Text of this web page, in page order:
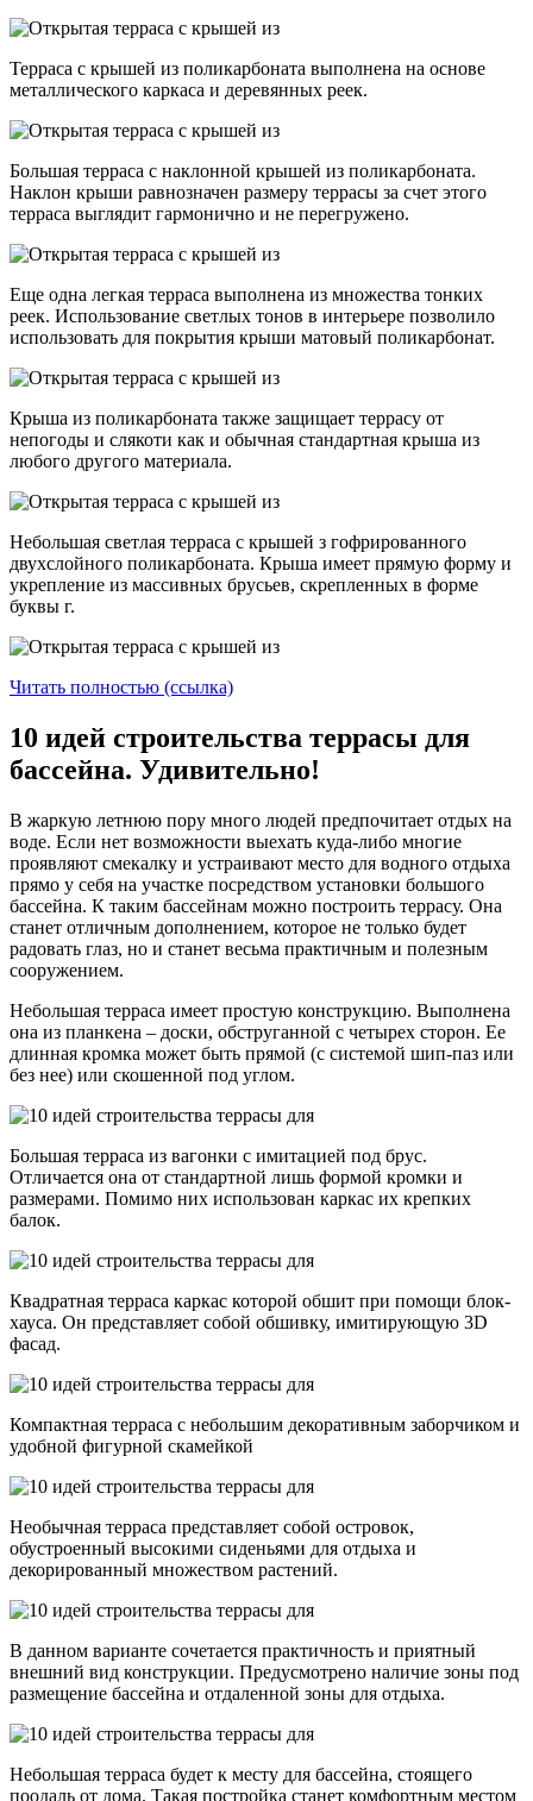
Терраса с крышей из поликарбоната выполнена на основе
металлического каркаса и деревянных реек.
Большая терраса с наклонной крышей из поликарбоната.
Наклон крыши равнозначен размеру террасы за счет этого
терраса выглядит гармонично и не перегружено.
Еще одна легкая терраса выполнена из множества тонких
реек. Использование светлых тонов в интерьере позволило
использовать для покрытия крыши матовый поликарбонат.
Крыша из поликарбоната также защищает террасу от
непогоды и слякоти как и обычная стандартная крыша из
любого другого материала.
Небольшая светлая терраса с крышей з гофрированного
двухслойного поликарбоната. Крыша имеет прямую форму и
укрепление из массивных брусьев, скрепленных в форме
буквы г.
Читать полностью (ссылка)
10 идей строительства террасы для
бассейна. Удивительно!
В жаркую летнюю пору много людей предпочитает отдых на
воде. Если нет возможности выехать куда-либо многие
проявляют смекалку и устраивают место для водного отдыха
прямо у себя на участке посредством установки большого
бассейна. К таким бассейнам можно построить террасу. Она
станет отличным дополнением, которое не только будет
радовать глаз, но и станет весьма практичным и полезным
сооружением.
Небольшая терраса имеет простую конструкцию. Выполнена
она из планкена – доски, обструганной с четырех сторон. Ее
длинная кромка может быть прямой (с системой шип-паз или
без нее) или скошенной под углом.
Большая терраса из вагонки с имитацией под брус.
Отличается она от стандартной лишь формой кромки и
размерами. Помимо них использован каркас их крепких
балок.
Квадратная терраса каркас которой обшит при помощи блок-
хауса. Он представляет собой обшивку, имитирующую 3D
фасад.
Компактная терраса с небольшим декоративным заборчиком и
удобной фигурной скамейкой
Необычная терраса представляет собой островок,
обустроенный высокими сиденьями для отдыха и
декорированный множеством растений.
В данном варианте сочетается практичность и приятный
внешний вид конструкции. Предусмотрено наличие зоны под
размещение бассейна и отдаленной зоны для отдыха.
Небольшая терраса будет к месту для бассейна, стоящего
поодаль от дома. Такая постройка станет комфортным местом